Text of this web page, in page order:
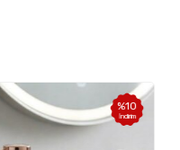
% 10
İndirim